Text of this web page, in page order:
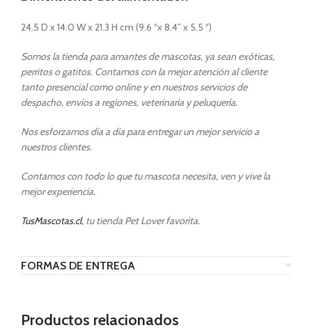
24.5 D x 14.0 W x 21.3 H cm (9.6 “x 8.4” x 5.5 “)
Somos la tienda para amantes de mascotas, ya sean exóticas,
perritos o gatitos. Contamos con la mejor atención al cliente
tanto presencial como online y en nuestros servicios de
despacho, envíos a regiones, veterinaria y peluquería.
Nos esforzamos día a día para entregar un mejor servicio a
nuestros clientes.
Contamos con todo lo que tu mascota necesita, ven y vive la
mejor experiencia.
TusMascotas.cl, tu tienda Pet Lover favorita.
FORMAS DE ENTREGA
Productos relacionados